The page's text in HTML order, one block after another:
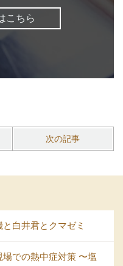
こちら
次の記事
白井君とクマゼミ
での熱中症対策 〜塩